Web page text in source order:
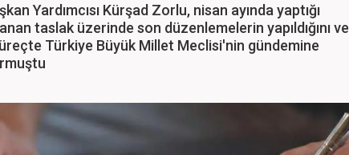
Yardımcısı Kürşad Zorlu, nisan ayında yaptığı
taslak üzerinde son düzenlemelerin yapıldığını ve
Türkiye Büyük Millet Meclisi'nin gündemine